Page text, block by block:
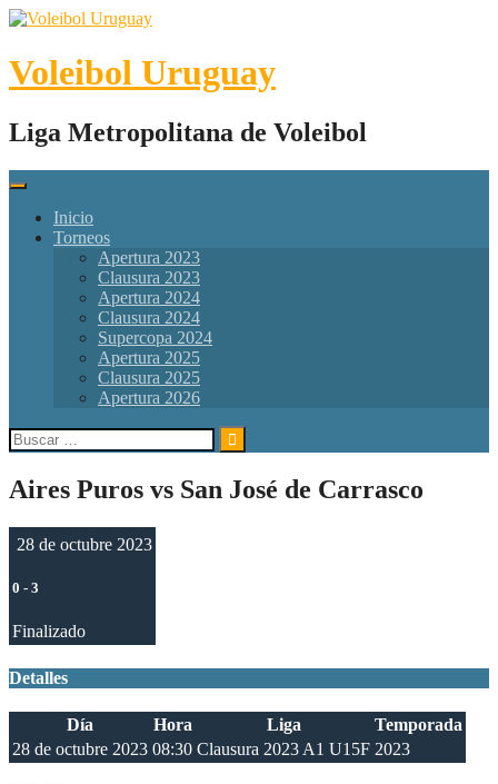
Skip
content
Voleibol Uruguay
Liga Metropolitana de Voleibol
Inicio
Torneos
Apertura 2023
Clausura 2023
Apertura 2024
Clausura 2024
Supercopa 2024
Apertura 2025
Clausura 2025
Apertura 2026
Buscar:
Aires Puros vs San José de Carrasco
28 de octubre 2023
0 - 3
Finalizado
Detalles
Día Hora Liga
Temporada
28 de octubre 2023 08:30 Clausura 2023 A1 U15F 2023